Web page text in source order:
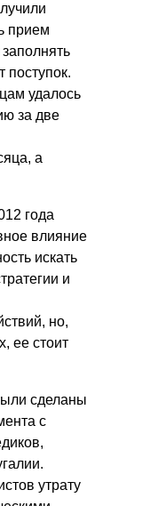
прием
поступок.
удалось
за две
а
года
влияние
искать
и
но,
ее стоит
сделаны
с
утрату